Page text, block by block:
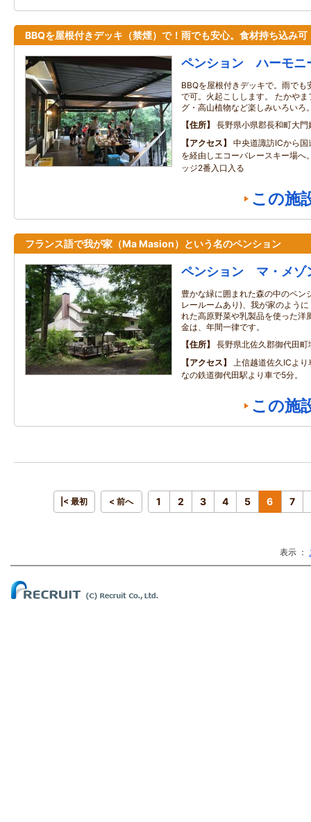
BBQを屋根付きデッキ（禁煙）で！雨でも安心。食材持ち込み可
ペンション ハーモニ
BBQを屋根付きデッキで。雨で
で可。火起こしします。 たかや
グ・高山植物など楽しみいろいろ
住所
長野県小県郡長和町大
アクセス
中央道諏訪ICから
を経由しエコーバレースキー場へ
ッジ2番入口入る
この施
フランス語で我が家（Ma Masion）という名のペンション
ペンション マ・メゾ
豊かな緑に囲まれた森の中のペン
レールームあり)、我が家のよう
れた高原野菜や乳製品を使った
金は、年間一律です。
住所
長野県北佐久郡御代田
アクセス
上信越道佐久ICよ
なの鉄道御代田駅より車で5分。
この施
|< 最初 < 前へ 1 2 3 4 5 6 7
表示 ：